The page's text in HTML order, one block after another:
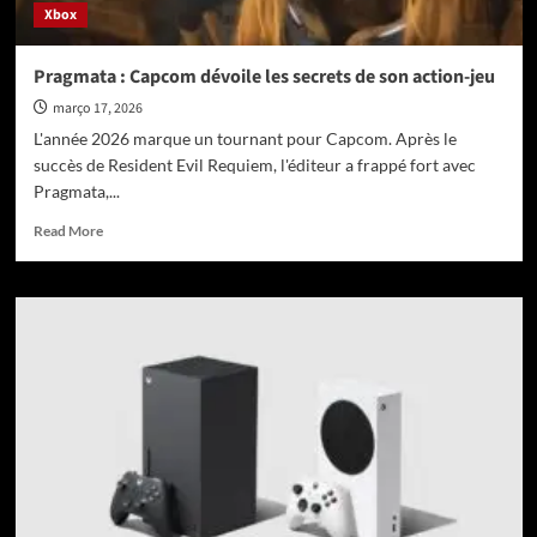
Xbox
Pragmata : Capcom dévoile les secrets de son action-jeu
março 17, 2026
L'année 2026 marque un tournant pour Capcom. Après le
succès de Resident Evil Requiem, l'éditeur a frappé fort avec
Pragmata,...
Read MoreRead
Pragmata
dévoile
action-
jeu